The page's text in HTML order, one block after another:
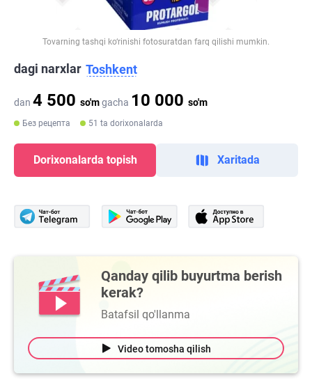
Tovarning tashqi ko‘rinishi fotosuratdan farq qilishi mumkin.
dagi narxlar Toshkent
dan 4 500 so'mgacha 10 000 so'm
Без рецепта 51 ta dorixonalarda
Dorixonalarda topish Xaritada
Qanday qilib buyurtma berish
kerak?
Batafsil qo'llanma
Video tomosha qilish